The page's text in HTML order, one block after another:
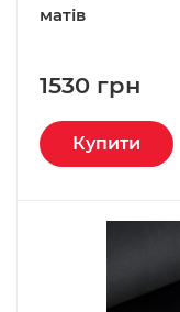
матів
1530 грн
Купити